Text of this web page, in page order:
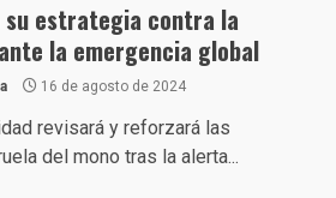
su estrategia contra la
la emergencia global
16 de agosto de 2024
revisará y reforzará las
del mono tras la alerta...